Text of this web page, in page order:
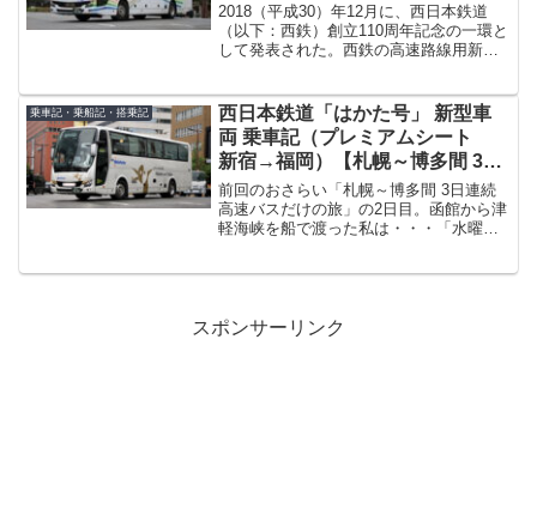
2018（平成30）年12月に、西日本鉄道
（以下：西鉄）創立110周年記念の一環と
して発表された。西鉄の高速路線用新カ
が進んでおります。西鉄の高速路線用新
カラ...
乗車記・乗船記・搭乗記
西日本鉄道「はかた号」 新型車
両 乗車記（プレミアムシート
新宿→福岡）【札幌～博多間 3日
連続 高速バスだけの旅】
前回のおさらい「札幌～博多間 3日連続
高速バスだけの旅」の2日目。函館から津
軽海峡を船で渡った私は・・・「水曜ど
スポンサーリンク